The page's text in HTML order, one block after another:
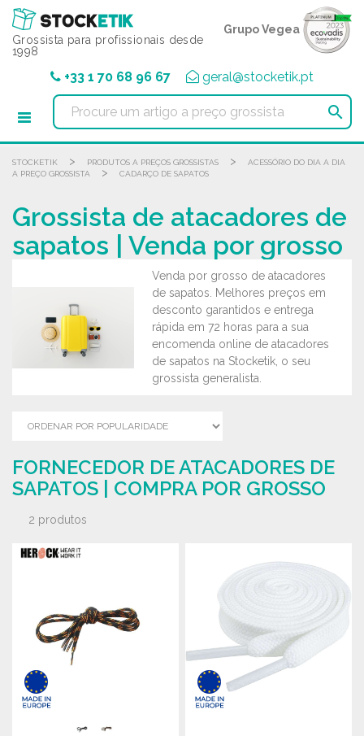
Grossista para profissionais desde
1998
Grupo Vegea
+33 1 70 68 96 67 geral@stocketik.pt

STOCKETIK > PRODUTOS A PREÇOS GROSSISTAS >
ACESSÓRIO DO DIA A DIA
A PREÇO GROSSISTA
> CADARÇO DE SAPATOS
Grossista de atacadores de
sapatos | Venda por grosso
Venda por grosso de atacadores
de sapatos. Melhores preços em
desconto garantidos e entrega
rápida em 72 horas para a sua
encomenda online de atacadores
de sapatos na Stocketik, o seu
grossista generalista.
FORNECEDOR DE ATACADORES DE
SAPATOS | COMPRA POR GROSSO
2 produtos
Painel de Gerenciamento de Cookies